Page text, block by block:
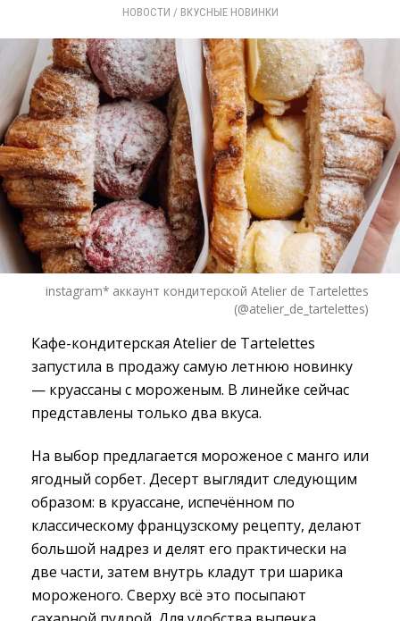
НОВОСТИ / ВКУСНЫЕ НОВИНКИ
instagram* аккаунт кондитерской Atelier de Tartelettes
(@atelier_de_tartelettes)
Кафе-кондитерская Atelier de Tartelettes
запустила в продажу самую летнюю новинку
— круассаны с мороженым. В линейке сейчас
представлены только два вкуса.
На выбор предлагается мороженое с манго или
ягодный сорбет. Десерт выглядит следующим
образом: в круассане, испечённом по
классическому французскому рецепту, делают
большой надрез и делят его практически на
две части, затем внутрь кладут три шарика
мороженого. Сверху всё это посыпают